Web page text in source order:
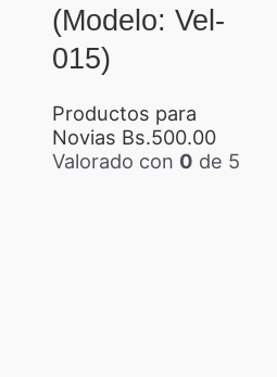
(Modelo: Vel-
015)
Productos para
Novias Bs.500.00
Valorado con 0 de 5